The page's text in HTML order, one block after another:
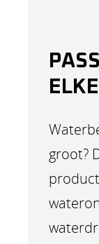
groot?